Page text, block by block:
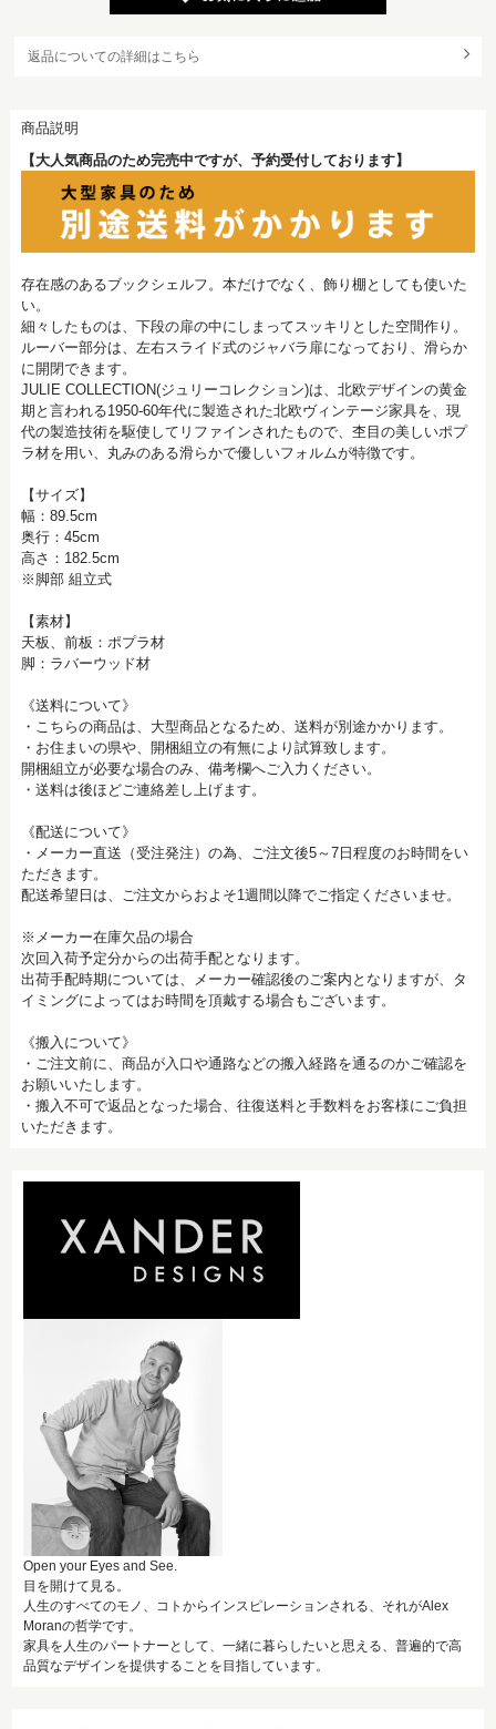
返品についての詳細はこちら
商品説明
【大人気商品のため完売中ですが、予約受付しております】
存在感のあるブックシェルフ。本だけでなく、飾り棚としても使いた
い。
細々したものは、下段の扉の中にしまってスッキリとした空間作り。
ルーバー部分は、左右スライド式のジャバラ扉になっており、滑らか
に開閉できます。
JULIE COLLECTION(ジュリーコレクション)は、北欧デザインの黄金
期と言われる1950-60年代に製造された北欧ヴィンテージ家具を、現
代の製造技術を駆使してリファインされたもので、杢目の美しいポプ
ラ材を用い、丸みのある滑らかで優しいフォルムが特徴です。
【サイズ】
幅：89.5cm
奥行：45cm
高さ：182.5cm
※脚部 組立式
【素材】
天板、前板：ポプラ材
脚：ラバーウッド材
《送料について》
・こちらの商品は、大型商品となるため、送料が別途かかります。
・お住まいの県や、開梱組立の有無により試算致します。
開梱組立が必要な場合のみ、備考欄へご入力ください。
・送料は後ほどご連絡差し上げます。
《配送について》
・メーカー直送（受注発注）の為、ご注文後5～7日程度のお時間をい
ただきます。
配送希望日は、ご注文からおよそ1週間以降でご指定くださいませ。
※メーカー在庫欠品の場合
次回入荷予定分からの出荷手配となります。
出荷手配時期については、メーカー確認後のご案内となりますが、タ
イミングによってはお時間を頂戴する場合もございます。
《搬入について》
・ご注文前に、商品が入口や通路などの搬入経路を通るのかご確認を
お願いいたします。
・搬入不可で返品となった場合、往復送料と手数料をお客様にご負担
いただきます。
Open your Eyes and See.
目を開けて見る。
人生のすべてのモノ、コトからインスピレーションされる、それがAlex
Moranの哲学です。
家具を人生のパートナーとして、一緒に暮らしたいと思える、普遍的で高
品質なデザインを提供することを目指しています。